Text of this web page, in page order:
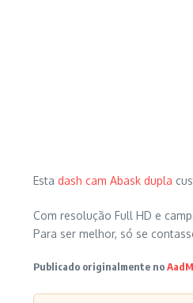
Esta dash cam Abask dupla
Com resolução Full HD e
Para ser melhor, só se
Publicado originalmente noAadM